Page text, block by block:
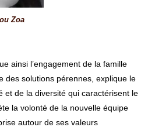
Zoa
ainsi l’engagement de la famille
solutions pérennes, explique le
et de la diversité qui caractérisent le
la volonté de la nouvelle équipe
autour de ses valeurs